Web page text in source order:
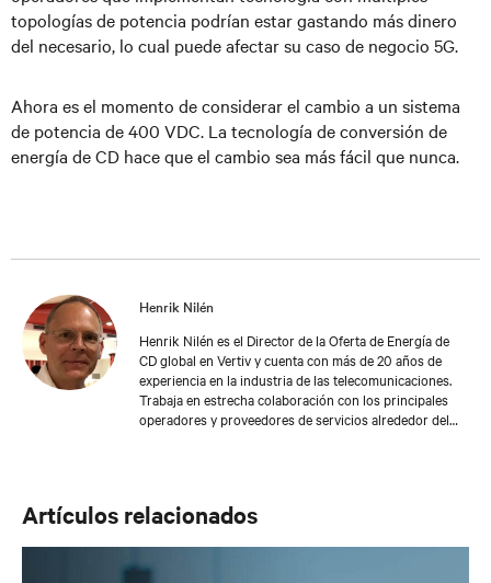
topologías de potencia podrían estar gastando más dinero
del necesario, lo cual puede afectar su caso de negocio 5G.
Ahora es el momento de considerar el cambio a un sistema
de potencia de 400 VDC. La tecnología de conversión de
energía de CD hace que el cambio sea más fácil que nunca.
Henrik Nilén
Henrik Nilén es el Director de la Oferta de Energía de
CD global en Vertiv y cuenta con más de 20 años de
experiencia en la industria de las telecomunicaciones.
Trabaja en estrecha colaboración con los principales
operadores y proveedores de servicios alrededor del
Inteligente de la Carga: una solución de software y
mejor eficiencia energética.
Artículos relacionados